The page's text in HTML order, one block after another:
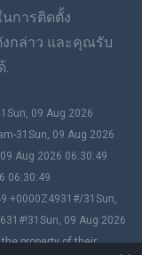
การติดตั้ง
กล่าว และคุณรับ
.
09 Aug 2026
31Sun, 09 Aug 2026
Aug 2026 06:30:49
06:30:49
+0000Z4931#/31Sun,
09 Aug 2026
property of their